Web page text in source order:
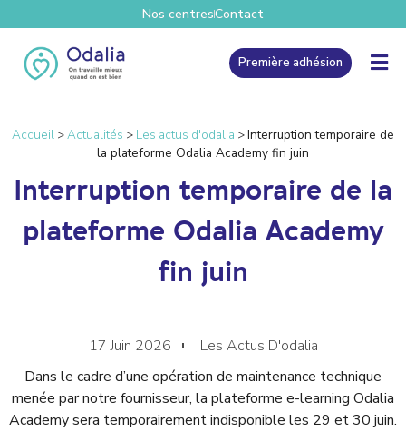
Nos centresContact
Première adhésion
Accueil >Actualités > Les actus d'odalia >Interruption temporaire de
la plateforme Odalia Academy fin juin
Interruption temporaire de la
plateforme Odalia Academy
fin juin
17 Juin 2026
Les Actus D'odalia
Dans le cadre d’une opération de maintenance technique
menée par notre fournisseur, la plateforme e-learning Odalia
Academy sera temporairement indisponible les 29 et 30 juin.